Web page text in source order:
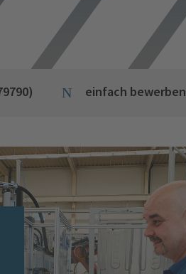
N einfach bewerben